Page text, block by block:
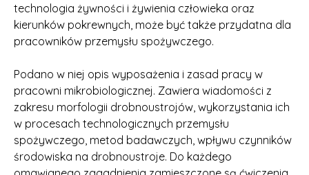
technologia żywności i żywienia człowieka oraz
kierunków pokrewnych, może być także przydatna dla
pracowników przemysłu spożywczego.
Podano w niej opis wyposażenia i zasad pracy w
pracowni mikrobiologicznej. Zawiera wiadomości z
zakresu morfologii drobnoustrojów, wykorzystania ich
w procesach technologicznych przemysłu
spożywczego, metod badawczych, wpływu czynników
środowiska na drobnoustroje. Do każdego